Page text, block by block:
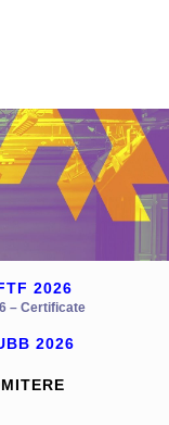
2026
– Certificate
2026